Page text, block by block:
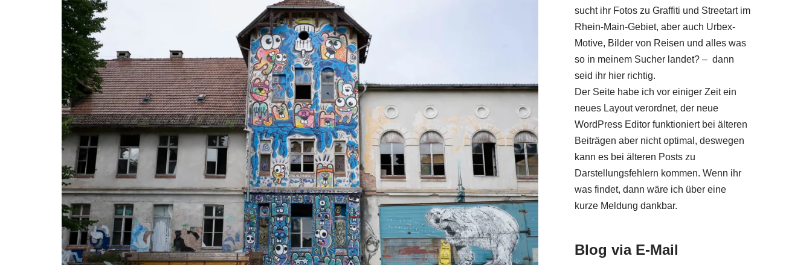
sucht ihr Fotos zu Graffiti und Streetart im
Rhein-Main-Gebiet, aber auch Urbex-
Motive, Bilder von Reisen und alles was
so in meinem Sucher landet? – dann
seid ihr hier richtig.
Der Seite habe ich vor einiger Zeit ein
neues Layout verordnet, der neue
WordPress Editor funktioniert bei älteren
Beiträgen aber nicht optimal, deswegen
kann es bei älteren Posts zu
Darstellungsfehlern kommen. Wenn ihr
was findet, dann wäre ich über eine
kurze Meldung dankbar.
Blog via E-Mail